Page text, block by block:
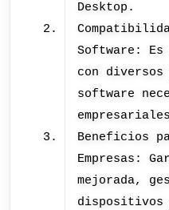
Desktop.
Software:
con
software
Beneficios
Empresas:
mejorada,
dispositivos